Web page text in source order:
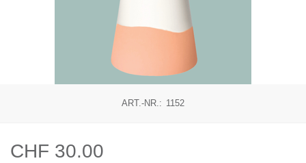
ART.-NR.: 1152
CHF 30.00